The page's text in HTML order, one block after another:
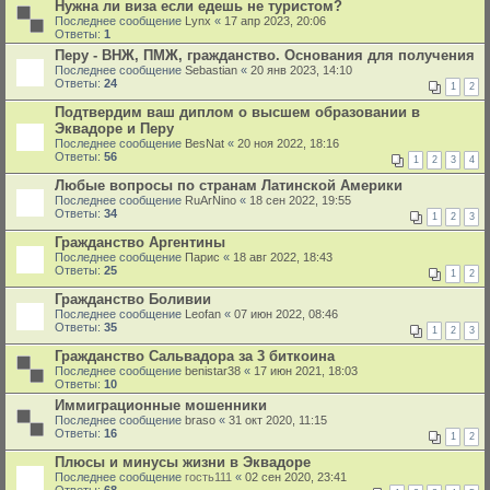
Нужна ли виза если едешь не туристом?
Последнее сообщение Lynx « 17 апр 2023, 20:06
Ответы: 1
Перу - ВНЖ, ПМЖ, гражданство. Основания для получения
Последнее сообщение Sebastian « 20 янв 2023, 14:10
Ответы: 24 1 2
Подтвердим ваш диплом о высшем образовании в
Эквадоре и Перу
Последнее сообщение BesNat « 20 ноя 2022, 18:16
Ответы: 56 1 2 3 4
Любые вопросы по странам Латинской Америки
Последнее сообщение RuArNino « 18 сен 2022, 19:55
Ответы: 34 1 2 3
Гражданство Аргентины
Последнее сообщение Парис « 18 авг 2022, 18:43
Ответы: 25 1 2
Гражданство Боливии
Последнее сообщение Leofan « 07 июн 2022, 08:46
Ответы: 35 1 2 3
Гражданство Сальвадора за 3 биткоина
Последнее сообщение benistar38 « 17 июн 2021, 18:03
Ответы: 10
Иммиграционные мошенники
Последнее сообщение braso « 31 окт 2020, 11:15
Ответы: 16 1 2
Плюсы и минусы жизни в Эквадоре
Последнее сообщение гость111 « 02 сен 2020, 23:41